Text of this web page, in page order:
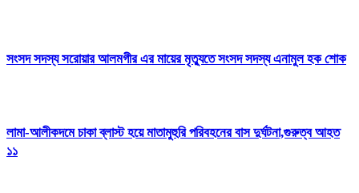
সংসদ সদস্য সরোয়ার আলমগীর এর মায়ের মৃত্যুতে সংসদ সদস্য এনামুল হক শোক
লামা-আলীকদমে চাকা ব্লাস্ট হয়ে মাতামুহুরি পরিবহনের বাস দুর্ঘটনা,গুরুত্ব আহত
১১